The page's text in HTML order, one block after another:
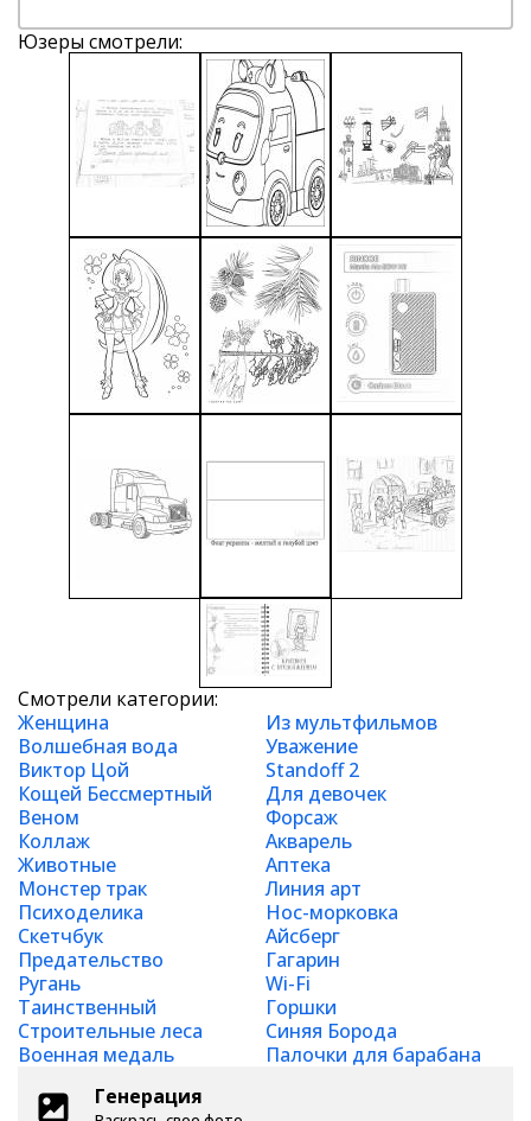
Юзеры смотрели:
Смотрели категории:
Женщина
Из мультфильмов
Волшебная вода
Уважение
Виктор Цой
Standoff 2
Кощей Бессмертный
Для девочек
Веном
Форсаж
Коллаж
Акварель
Животные
Аптека
Монстер трак
Линия арт
Психоделика
Нос-морковка
Скетчбук
Айсберг
Предательство
Гагарин
Ругань
Wi-Fi
Таинственный
Горшки
Строительные леса
Синяя Борода
Военная медаль
Палочки для барабана
Генерация